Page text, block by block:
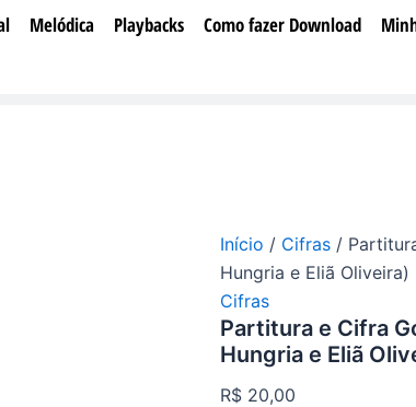
Melódica Playbacks Como fazer Download
Início / Cifras /
Hungria e Eliã Oliveira)
Cifras
Partitura e Cifra
Hungria e Eliã
R$ 20,00
e
e
Eliã
Oliveira)
quantidade